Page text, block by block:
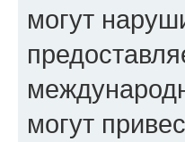
могут
могут